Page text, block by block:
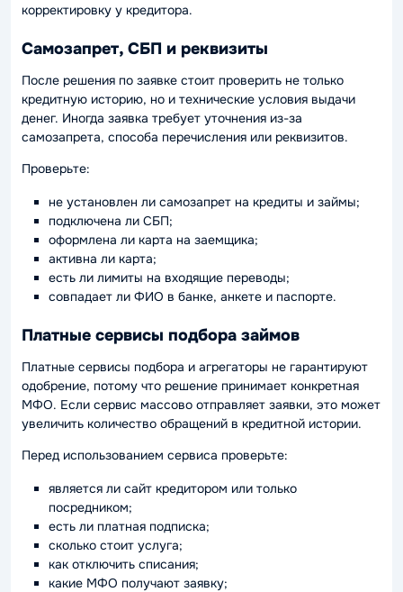
корректировку у кредитора.
Самозапрет, СБП и реквизиты
После решения по заявке стоит проверить не только
кредитную историю, но и технические условия выдачи
денег. Иногда заявка требует уточнения из-за
самозапрета, способа перечисления или реквизитов.
Проверьте:
не установлен ли самозапрет на кредиты и займы;
подключена ли СБП;
оформлена ли карта на заемщика;
активна ли карта;
есть ли лимиты на входящие переводы;
совпадает ли ФИО в банке, анкете и паспорте.
Платные сервисы подбора займов
Платные сервисы подбора и агрегаторы не гарантируют
одобрение, потому что решение принимает конкретная
МФО. Если сервис массово отправляет заявки, это может
увеличить количество обращений в кредитной истории.
Перед использованием сервиса проверьте:
является ли сайт кредитором или только
посредником;
есть ли платная подписка;
сколько стоит услуга;
как отключить списания;
какие МФО получают заявку;